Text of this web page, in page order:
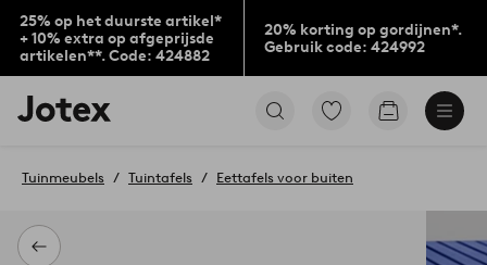
25% op het duurste artikel*
+ 10% extra op afgeprijsde
artikelen**. Code: 424882
20% korting op gordijnen*.
Gebruik code: 424992
Jotex
logo
to
home
page
Ga
gemarkeerde
Go
Terug
Tuinmeubels Tuintafels Eettafels voor buiten